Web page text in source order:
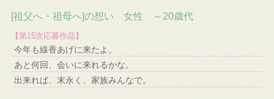
[祖父へ・祖母へ]の想い 女性 ～20歳代
【第15次応募作品】
今年も線香あげに来たよ。
あと何回、会いに来れるかな。
出来れば、末永く、家族みんなで。